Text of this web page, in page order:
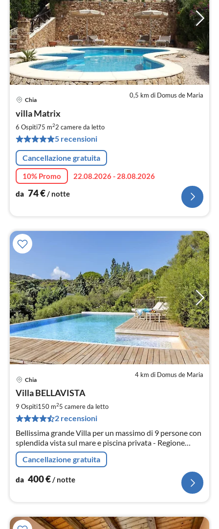
0,5 km di Domus de Maria
Chia
villa Matrix
6 Ospiti75 m22 camere da letto
5 recensioni
Cancellazione gratuita
10% Promo
22.08.2026 - 28.08.2026
da 74€/ notte
4 km di Domus de Maria
Chia
Villa BELLAVISTA
9 Ospiti150 m25 camere da letto
2 recensioni
Bellissima grande Villa per un massimo di 9 persone con
splendida vista sul mare e piscina privata - Regione
CHIA - PULA - CAGLIARI
Cancellazione gratuita
da 400€/ notte